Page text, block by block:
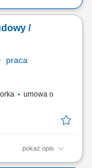
/
praca
umowa o
pokaż opis
zadań drogowych